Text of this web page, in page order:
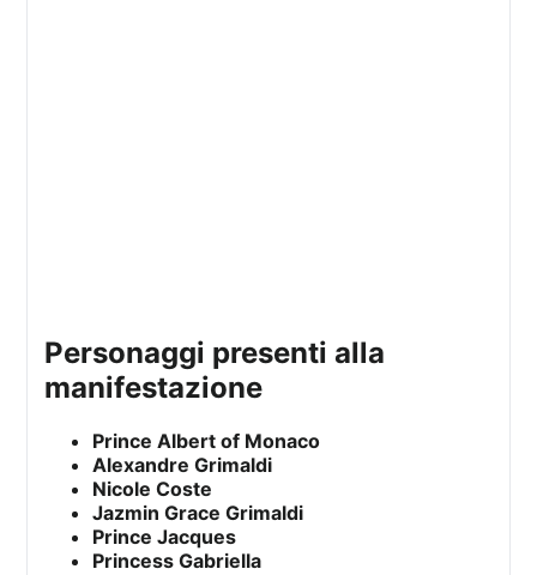
personaggi presenti alla
manifestazione
Prince Albert of Monaco
Alexandre Grimaldi
Nicole Coste
Jazmin Grace Grimaldi
Prince Jacques
Princess Gabriella